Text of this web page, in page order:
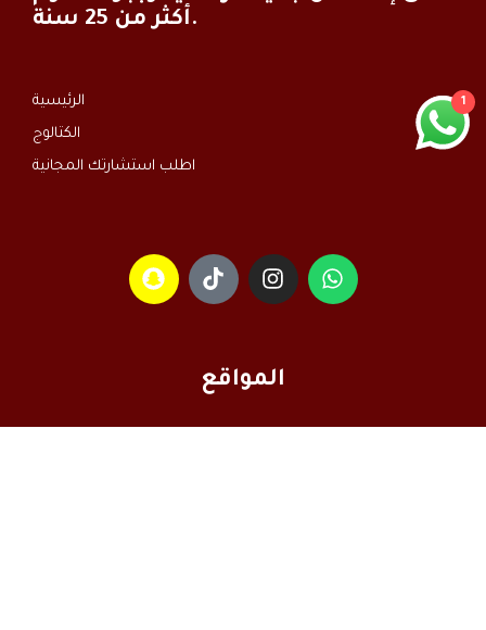
أكثر من 25 سنة.
الرئيسية
الكتالوج
اطلب استشارتك المجانية
المواقع
1